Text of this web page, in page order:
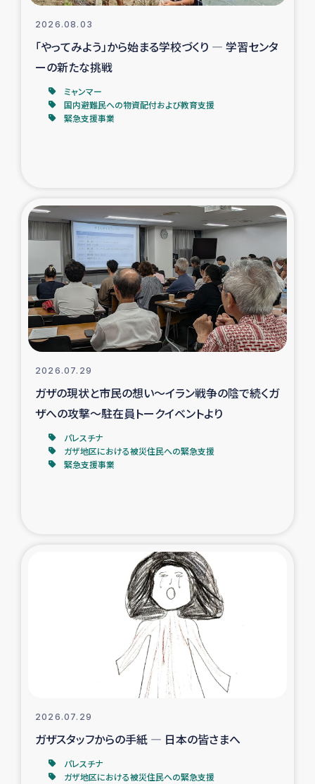
レバノンでのシリア難民・レバノン人への農業支援
海外ルーツの市民との共生
神原ゼミxパルシック
仮設住宅生活支援・農業復興支援
漁業復興支援
インターン・ボランティア日誌
経済自立支援事業
ガザ空爆被災者への食料支援と農家生産支援
ガザ地区における羊の畜産支援
ガザ地区酪農を通した女性グループの生計支援
ふりかけ普及と食生活改善による栄養改善事業
フェアトレード事業
緊急支援事業
女性の生計向上を通じた子どもの栄養改善事業
民際教育
食べる
2026.08.03
「やってみよう」から始まる学校づくり ― 学習センタ
ーの新たな挑戦
ミャンマー
国内避難民への物資配付および教育支援
緊急支援事業
2026.07.29
ガザの現状と市民の想い～イラン戦争の陰で続くガ
ザへの攻撃～駐在員トークイベントより
パレスチナ
ガザ地区における被災住民への緊急支援
緊急支援事業
2026.07.29
ガザスタッフからの手紙 ― 日本の皆さまへ
パレスチナ
ガザ地区における被災住民への緊急支援